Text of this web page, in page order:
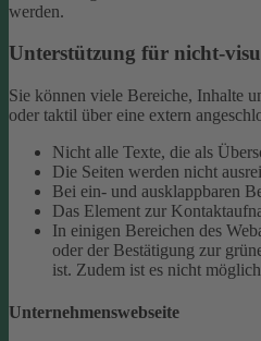
werden.
Unterstützung für nicht-
Sie können viele Bereiche, Inhalte
oder taktil über eine extern
Nicht alle Texte, die als
Die Seiten werden nicht
Bei ein- und ausklappbaren
Das Element zur
In einigen Bereichen des
oder der Bestätigung zur
ist. Zudem ist es nicht
Unternehmenswebseite